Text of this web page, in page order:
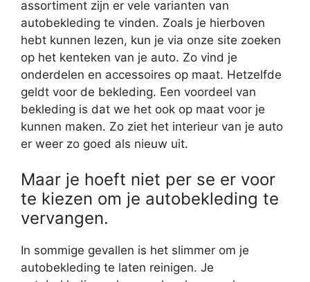
assortiment zijn er vele varianten van
autobekleding te vinden. Zoals je hierboven
hebt kunnen lezen, kun je via onze site zoeken
op het kenteken van je auto. Zo vind je
onderdelen en accessoires op maat. Hetzelfde
geldt voor de bekleding. Een voordeel van
bekleding is dat we het ook op maat voor je
kunnen maken. Zo ziet het interieur van je auto
er weer zo goed als nieuw uit.
Maar je hoeft niet per se er voor
te kiezen om je autobekleding te
vervangen.
In sommige gevallen is het slimmer om je
autobekleding te laten reinigen. Je